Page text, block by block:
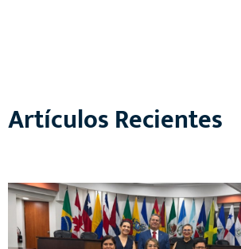
Artículos Recientes